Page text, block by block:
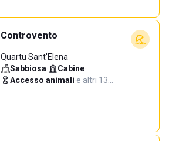
Controvento
Quartu Sant'Elena
Sabbiosa· Cabine·
Accesso animali·e altri 13…